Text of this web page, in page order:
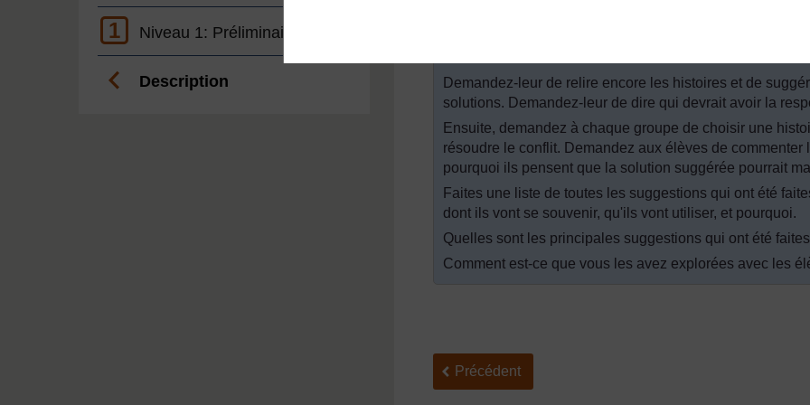
1 Niveau 1: Préliminaire
Description
dans un journal du Botswana, mais vous pouvez utiliser
Par groupes, les élèves racontent leurs histoires aux
Demandez-leur de relire encore les histoires et de
solutions. Demandez-leur de dire qui devrait avoir la
Ensuite, demandez à chaque groupe de choisir une
résoudre le conflit. Demandez aux élèves de
pourquoi ils pensent que la solution suggérée pourrait
Faites une liste de toutes les suggestions qui ont été
dont ils vont se souvenir, qu'ils vont utiliser, et pourquoi.
Quelles sont les principales suggestions qui ont été
Comment est-ce que vous les avez explorées avec les
Précédent
Précédent